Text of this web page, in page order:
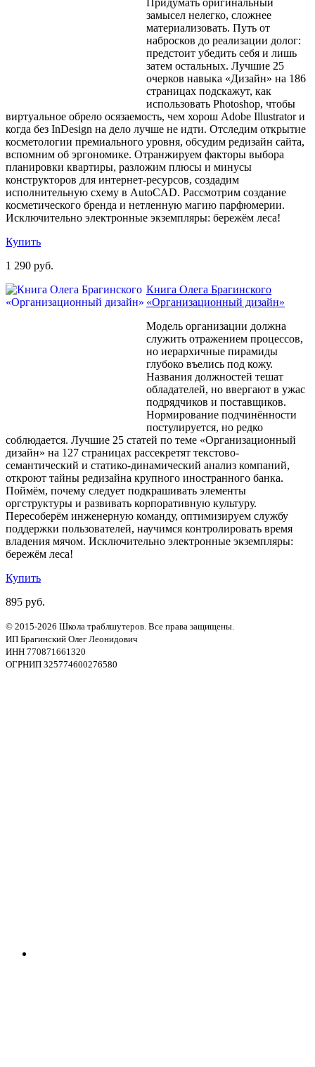
Придумать оригинальный
замысел нелегко, сложнее
материализовать. Путь от
набросков до реализации долог:
предстоит убедить себя и лишь
затем остальных. Лучшие 25
очерков навыка «Дизайн» на 186
страницах подскажут, как
использовать Photoshop, чтобы
виртуальное обрело осязаемость, чем хорош Adobe Illustrator и
когда без InDesign на дело лучше не идти. Отследим открытие
косметологии премиального уровня, обсудим редизайн сайта,
вспомним об эргономике. Отранжируем факторы выбора
планировки квартиры, разложим плюсы и минусы
конструкторов для интернет-ресурсов, создадим
исполнительную схему в AutoCAD. Рассмотрим создание
косметического бренда и нетленную магию парфюмерии.
Исключительно электронные экземпляры: бережём леса!
Купить
1 290 руб.
Книга Олега Брагинского
«Организационный дизайн»
Модель организации должна
служить отражением процессов,
но иерархичные пирамиды
глубоко въелись под кожу.
Названия должностей тешат
обладателей, но ввергают в ужас
подрядчиков и поставщиков.
Нормирование подчинённости
постулируется, но редко
соблюдается. Лучшие 25 статей по теме «Организационный
дизайн» на 127 страницах рассекретят текстово-
семантический и статико-динамический анализ компаний,
откроют тайны редизайна крупного иностранного банка.
Поймём, почему следует подкрашивать элементы
оргструктуры и развивать корпоративную культуру.
Пересоберём инженерную команду, оптимизируем службу
поддержки пользователей, научимся контролировать время
владения мячом. Исключительно электронные экземпляры:
бережём леса!
Купить
895 руб.
© 2015-2026 Школа траблшутеров. Все права защищены.
ИП Брагинский Олег Леонидович
ИНН 770871661320
ОГРНИП 325774600276580